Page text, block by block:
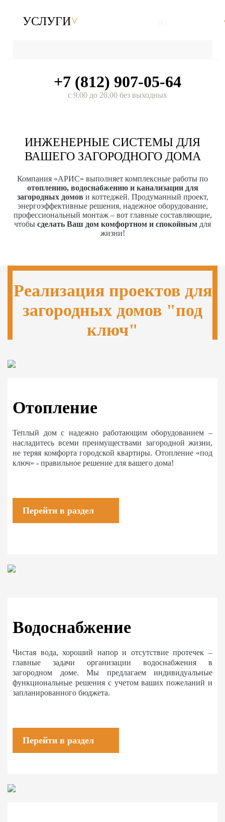
УСЛУГИ
+7 (812) 907-05-64
с 9.00 до 20.00 без выходных
ИНЖЕНЕРНЫЕ СИСТЕМЫ ДЛЯ
ВАШЕГО ЗАГОРОДНОГО ДОМА
Компания «АРИС» выполняет комплексные работы по
отоплению, водоснабжению и канализации для
загородных домов и коттеджей. Продуманный проект,
энергоэффективные решения, надежное оборудование,
профессиональный монтаж – вот главные составляющие,
чтобы сделать Ваш дом комфортном и спокойным для
жизни!
Реализация проектов для
загородных домов "под
ключ"
Отопление
Теплый дом с надежно работающим оборудованием –
насладитесь всеми преимуществами загородной жизни,
не теряя комфорта городской квартиры. Отопление «под
ключ» - правильное решение для вашего дома!
Перейти в раздел
Водоснабжение
Чистая вода, хороший напор и отсутствие протечек –
главные задачи организации водоснабжения в
загородном доме. Мы предлагаем индивидуальные
функциональные решения с учетом ваших пожеланий и
запланированного бюджета.
Перейти в раздел